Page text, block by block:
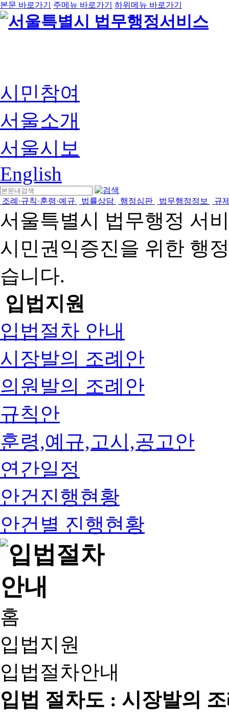
본문 바로가기 주메뉴 바로가기 하위메뉴 바로가기
시민참여
서울소개
서울시보
English
조례·규칙·훈령·예규 법률상담 행정심판 법무행정정보 규
서울특별시 법무행정 서
시민권익증진을 위한 행
습니다.
입법지원
입법절차 안내
시장발의 조례안
의원발의 조례안
규칙안
훈령,예규,고시,공고안
연간일정
안건진행현황
안건별 진행현황
홈
입법지원
입법절차안내
입법 절차도 : 시장발의